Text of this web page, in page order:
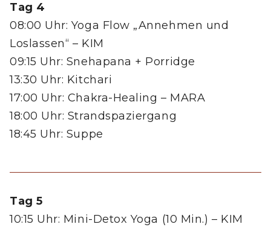
Tag 4
08:00 Uhr: Yoga Flow „Annehmen und
Loslassen“ – KIM
09:15 Uhr: Snehapana + Porridge
13:30 Uhr: Kitchari
17:00 Uhr: Chakra-Healing – MARA
18:00 Uhr: Strandspaziergang
18:45 Uhr: Suppe
Tag 5
10:15 Uhr: Mini-Detox Yoga (10 Min.) – KIM